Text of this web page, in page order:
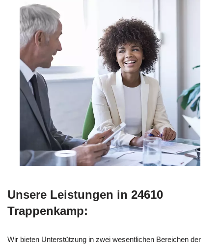
Unsere Leistungen in 24610
Trappenkamp:
Wir bieten Unterstützung in zwei wesentlichen Bereichen der